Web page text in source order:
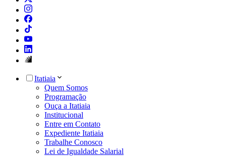
Itatiaia
Quem Somos
Programação
Ouça a Itatiaia
Institucional
Entre em Contato
Expediente Itatiaia
Trabalhe Conosco
Lei de Igualdade Salarial